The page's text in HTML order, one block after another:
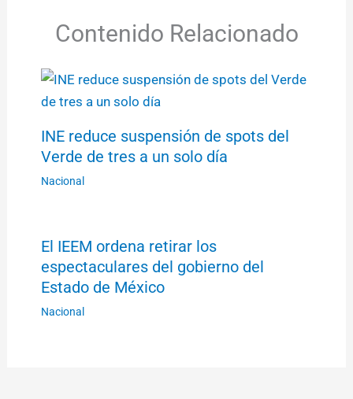
Contenido Relacionado
INE reduce suspensión de spots del
Verde de tres a un solo día
Nacional
El IEEM ordena retirar los
espectaculares del gobierno del
Estado de México
Nacional